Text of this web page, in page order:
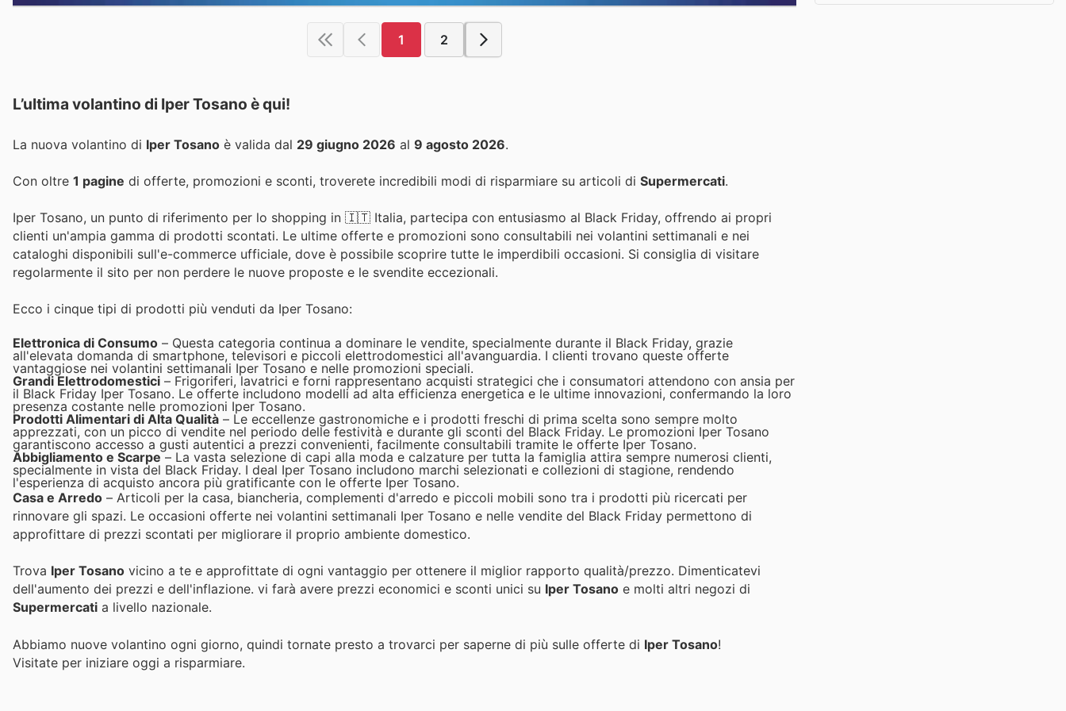
1 2
L’ultima volantino di Iper Tosano è qui!
La nuova volantino di Iper Tosano è valida dal 29 giugno 2026 al 9 agosto 2026.
Con oltre 1 pagine di offerte, promozioni e sconti, troverete incredibili modi di risparmiare su articoli di Supermercati.
Iper Tosano, un punto di riferimento per lo shopping in 🇮🇹 Italia, partecipa con entusiasmo al Black Friday, offrendo ai propri
clienti un'ampia gamma di prodotti scontati. Le ultime offerte e promozioni sono consultabili nei volantini settimanali e nei
cataloghi disponibili sull'e-commerce ufficiale, dove è possibile scoprire tutte le imperdibili occasioni. Si consiglia di visitare
regolarmente il sito per non perdere le nuove proposte e le svendite eccezionali.
Ecco i cinque tipi di prodotti più venduti da Iper Tosano:
Elettronica di Consumo – Questa categoria continua a dominare le vendite, specialmente durante il Black Friday, grazie
all'elevata domanda di smartphone, televisori e piccoli elettrodomestici all'avanguardia. I clienti trovano queste offerte
vantaggiose nei volantini settimanali Iper Tosano e nelle promozioni speciali.
Grandi Elettrodomestici – Frigoriferi, lavatrici e forni rappresentano acquisti strategici che i consumatori attendono con ansia per
il Black Friday Iper Tosano. Le offerte includono modelli ad alta efficienza energetica e le ultime innovazioni, confermando la loro
presenza costante nelle promozioni Iper Tosano.
Prodotti Alimentari di Alta Qualità – Le eccellenze gastronomiche e i prodotti freschi di prima scelta sono sempre molto
apprezzati, con un picco di vendite nel periodo delle festività e durante gli sconti del Black Friday. Le promozioni Iper Tosano
garantiscono accesso a gusti autentici a prezzi convenienti, facilmente consultabili tramite le offerte Iper Tosano.
Abbigliamento e Scarpe– La vasta selezione di capi alla moda e calzature per tutta la famiglia attira sempre numerosi clienti,
specialmente in vista del Black Friday. I deal Iper Tosano includono marchi selezionati e collezioni di stagione, rendendo
l'esperienza di acquisto ancora più gratificante con le offerte Iper Tosano.
Casa e Arredo – Articoli per la casa, biancheria, complementi d'arredo e piccoli mobili sono tra i prodotti più ricercati per
rinnovare gli spazi. Le occasioni offerte nei volantini settimanali Iper Tosano e nelle vendite del Black Friday permettono di
approfittare di prezzi scontati per migliorare il proprio ambiente domestico.
Trova Iper Tosano vicino a te e approfittate di ogni vantaggio per ottenere il miglior rapporto qualità/prezzo. Dimenticatevi
dell'aumento dei prezzi e dell'inflazione. vi farà avere prezzi economici e sconti unici su Iper Tosano e molti altri negozi di
Supermercati a livello nazionale.
Abbiamo nuove volantino ogni giorno, quindi tornate presto a trovarci per saperne di più sulle offerte di Iper Tosano!
Visitate per iniziare oggi a risparmiare.